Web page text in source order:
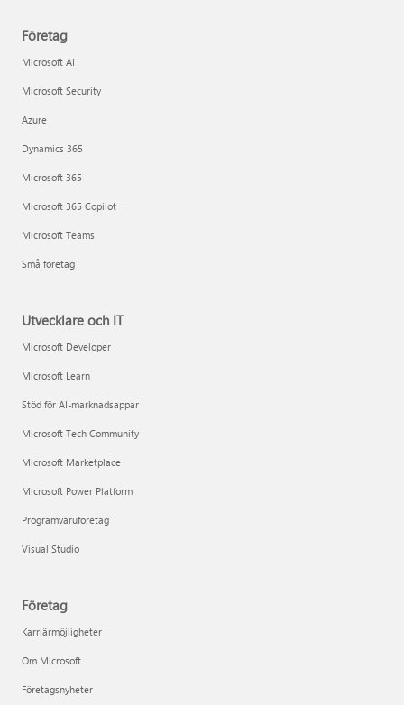
Företag
Microsoft AI
Microsoft Security
Azure
Dynamics 365
Microsoft 365
Microsoft 365 Copilot
Microsoft Teams
Små företag
Utvecklare och IT
Microsoft Developer
Microsoft Learn
Stöd för AI-marknadsappar
Microsoft Tech Community
Microsoft Marketplace
Microsoft Power Platform
Programvaruföretag
Visual Studio
Företag
Karriärmöjligheter
Om Microsoft
Företagsnyheter